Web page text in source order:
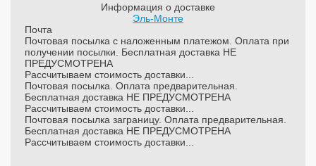
Информация о доставке
Эль-Монте
Почта
Почтовая посылка с наложенным платежом. Оплата при
получении посылки. Бесплатная доставка НЕ
ПРЕДУСМОТРЕНА
Рассчитываем стоимость доставки...
Почтовая посылка. Оплата предварительная.
Бесплатная доставка НЕ ПРЕДУСМОТРЕНА
Рассчитываем стоимость доставки...
Почтовая посылка заграницу. Оплата предварительная.
Бесплатная доставка НЕ ПРЕДУСМОТРЕНА
Рассчитываем стоимость доставки...